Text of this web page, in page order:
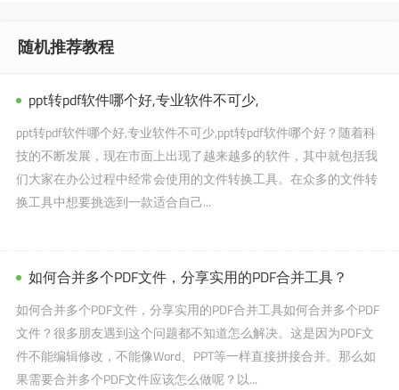
随机推荐教程
ppt转pdf软件哪个好,专业软件不可少,
ppt转pdf软件哪个好,专业软件不可少,ppt转pdf软件哪个好？随着科
技的不断发展，现在市面上出现了越来越多的软件，其中就包括我
们大家在办公过程中经常会使用的文件转换工具。在众多的文件转
换工具中想要挑选到一款适合自己...
如何合并多个PDF文件，分享实用的PDF合并工具？
如何合并多个PDF文件，分享实用的PDF合并工具如何合并多个PDF
文件？很多朋友遇到这个问题都不知道怎么解决。这是因为PDF文
件不能编辑修改，不能像Word、PPT等一样直接拼接合并。那么如
果需要合并多个PDF文件应该怎么做呢？以...